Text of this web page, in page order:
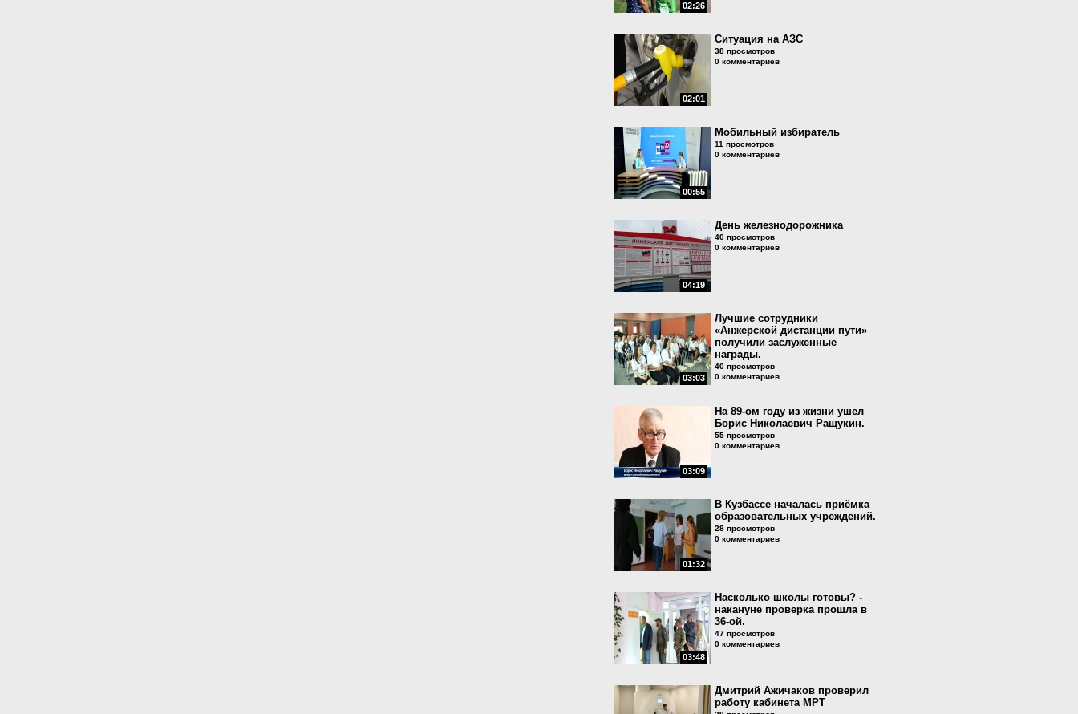
02:26
02:01
Ситуация на АЗС
38 просмотров
0 комментариев
00:55
Мобильный избиратель
11 просмотров
0 комментариев
04:19
День железнодорожника
40 просмотров
0 комментариев
03:03
Лучшие сотрудники
«Анжерской дистанции пути»
получили заслуженные
награды.
40 просмотров
0 комментариев
03:09
На 89-ом году из жизни ушел
Борис Николаевич Ращукин.
55 просмотров
0 комментариев
01:32
В Кузбассе началась приёмка
образовательных учреждений.
28 просмотров
0 комментариев
03:48
Насколько школы готовы? -
накануне проверка прошла в
36-ой.
47 просмотров
0 комментариев
Дмитрий Ажичаков проверил
работу кабинета МРТ